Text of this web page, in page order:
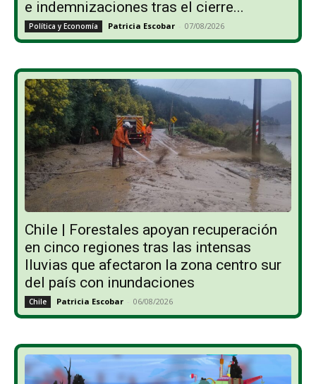
e indemnizaciones tras el cierre...
Política y Economía Patricia Escobar - 07/08/2026
Chile | Forestales apoyan recuperación
en cinco regiones tras las intensas
lluvias que afectaron la zona centro sur
del país con inundaciones
Chile Patricia Escobar - 06/08/2026